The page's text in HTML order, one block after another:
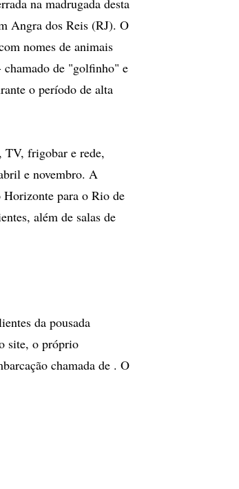
na madrugada desta
Angra dos Reis (RJ). O
nomes de animais
chamado de "golfinho" e
o período de alta
TV, frigobar e rede,
e novembro. A
Horizonte para o Rio de
além de salas de
da pousada
site, o próprio
chamada de . O